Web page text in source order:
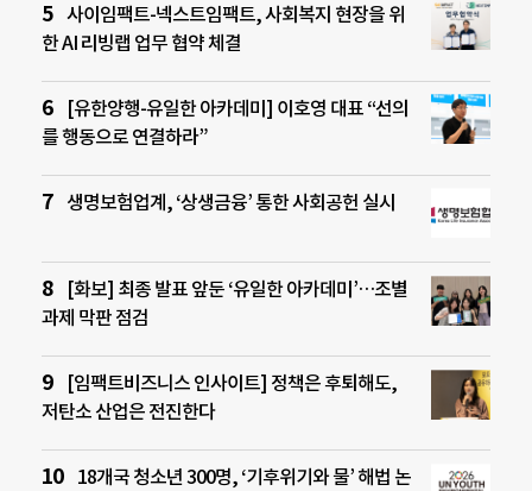
사이임팩트-넥스트임팩트, 사회복지 현장을 위
한 AI 리빙랩 업무 협약 체결
[유한양행-유일한 아카데미] 이호영 대표 “선의
를 행동으로 연결하라”
생명보험업계, ‘상생금융’ 통한 사회공헌 실시
[화보] 최종 발표 앞둔 ‘유일한 아카데미’…조별
과제 막판 점검
[임팩트비즈니스 인사이트] 정책은 후퇴해도,
저탄소 산업은 전진한다
18개국 청소년 300명, ‘기후위기와 물’ 해법 논